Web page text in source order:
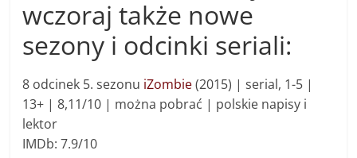
wczoraj także nowe
sezony i odcinki seriali:
8 odcinek 5. sezonu iZombie(2015) | serial, 1-5 |
13+ |8,11/10 | można pobrać | polskie napisy i
lektor
IMDb: 7.9/10